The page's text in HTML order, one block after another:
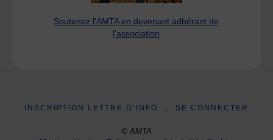
Soutenez l'AMTA en devenant adhérant de
l'association
INSCRIPTION LETTRE D’INFO SE CONNECTER
© AMTA